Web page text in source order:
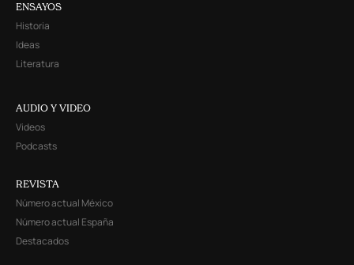
ENSAYOS
Historia
Ideas
Literatura
AUDIO Y VIDEO
Videos
Podcasts
REVISTA
Número actual México
Número actual España
Destacados